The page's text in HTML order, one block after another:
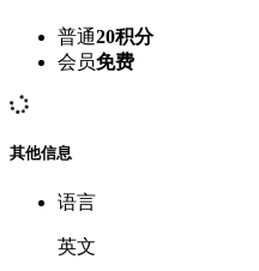
普通20积分
会员免费
其他信息
语言
英文